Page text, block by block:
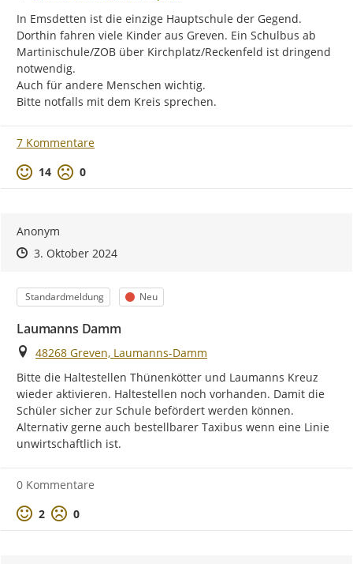
In Emsdetten ist die einzige Hauptschule der Gegend.
Dorthin fahren viele Kinder aus Greven. Ein Schulbus ab
Martinischule/ZOB über Kirchplatz/Reckenfeld ist dringend
notwendig.
Auch für andere Menschen wichtig.
Bitte notfalls mit dem Kreis sprechen.
7 Kommentare
Positive Bewertung
14 Negative Bewertung
0
Anonym
Zeitpunkt des Erstellens
Zeitpunkt des Erstellens
3. Oktober 2024Zur Äußerung
Kategorie
Standardmeldung Status
Neu
Laumanns Damm
Ort
48268 Greven, Laumanns-Damm
Bitte die Haltestellen Thünenkötter und Laumanns Kreuz
wieder aktivieren. Haltestellen noch vorhanden. Damit die
Schüler sicher zur Schule befördert werden können.
Alternativ gerne auch bestellbarer Taxibus wenn eine Linie
unwirtschaftlich ist.
0 Kommentare
Positive Bewertung
2 Negative Bewertung
0